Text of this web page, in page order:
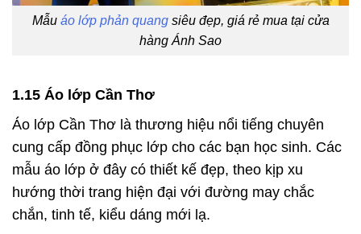
Mẫu áo lớp phản quangsiêu đẹp, giá rẻ mua tại cửa
hàng Ánh Sao
1.15 Áo lớp Cần Thơ
Áo lớp Cần Thơ là thương hiệu nổi tiếng chuyên
cung cấp đồng phục lớp cho các bạn học sinh. Các
mẫu áo lớp ở đây có thiết kế đẹp, theo kịp xu
hướng thời trang hiện đại với đường may chắc
chắn, tinh tế, kiểu dáng mới lạ.